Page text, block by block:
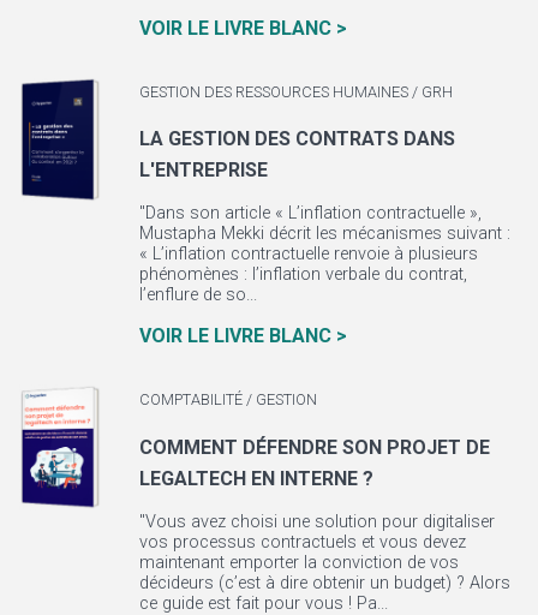
VOIR LE LIVRE BLANC >
GESTION DES RESSOURCES HUMAINES / GRH
LA GESTION DES CONTRATS DANS
L'ENTREPRISE
"Dans son article « L’inflation contractuelle »,
Mustapha Mekki décrit les mécanismes suivant :
« L’inflation contractuelle renvoie à plusieurs
phénomènes : l’inflation verbale du contrat,
l’enflure de so...
VOIR LE LIVRE BLANC >
COMPTABILITÉ / GESTION
COMMENT DÉFENDRE SON PROJET DE
LEGALTECH EN INTERNE ?
"Vous avez choisi une solution pour digitaliser
vos processus contractuels et vous devez
maintenant emporter la conviction de vos
décideurs (c’est à dire obtenir un budget) ? Alors
ce guide est fait pour vous ! Pa...